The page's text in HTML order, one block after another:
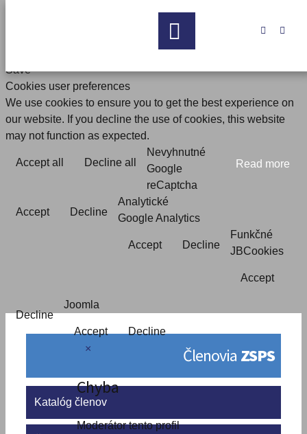
Save
Cookies user preferences
We use cookies to ensure you to get the best experience on
our website. If you decline the use of cookies, this website
may not function as expected.
Accept all Decline all Read more
Nevyhnutné
Google
reCaptcha
Accept Decline
Analytické
Google Analytics
Accept Decline
Funkčné
JBCookies
Accept
Decline
Joomla
Accept Decline
 
×
Chyba
Moderátor tento profil
Členovia ZSPS
Katalóg členov